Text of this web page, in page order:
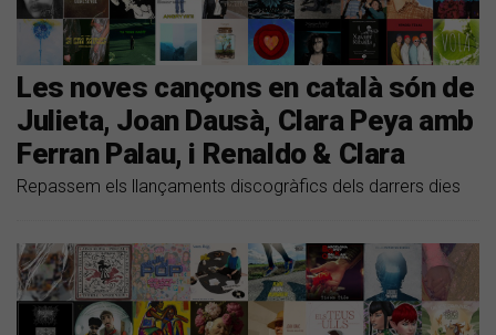
Les noves cançons en català són de
Julieta, Joan Dausà, Clara Peya amb
Ferran Palau, i Renaldo & Clara
Repassem els llançaments discogràfics dels darrers dies